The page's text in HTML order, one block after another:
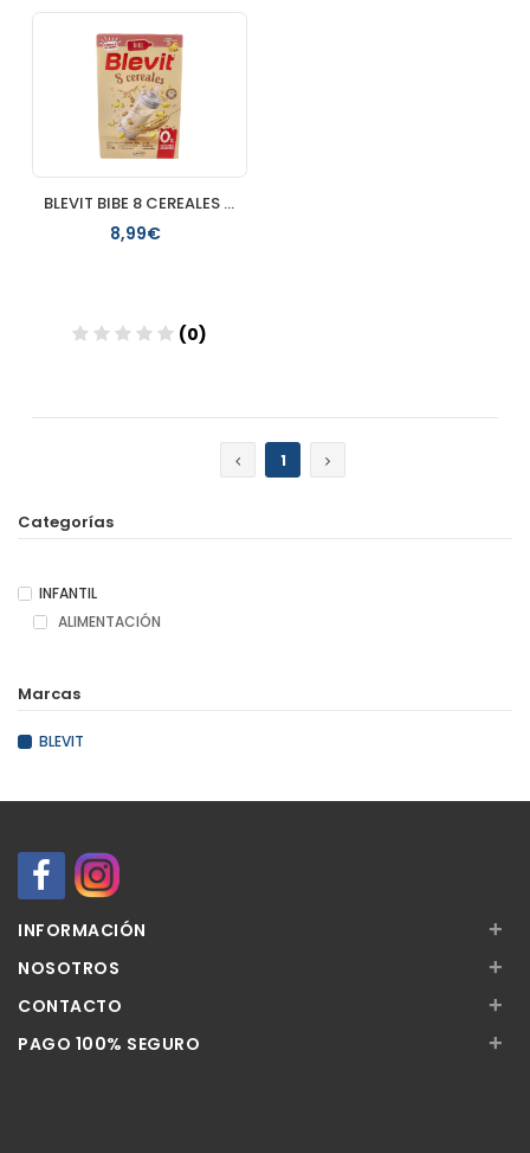
BLEVIT BIBE 8 CEREALES 500 GR
8,99€
(0)
1
Categorías
INFANTIL
ALIMENTACIÓN
Marcas
BLEVIT
INFORMACIÓN +
NOSOTROS +
CONTACTO +
PAGO 100% SEGURO +